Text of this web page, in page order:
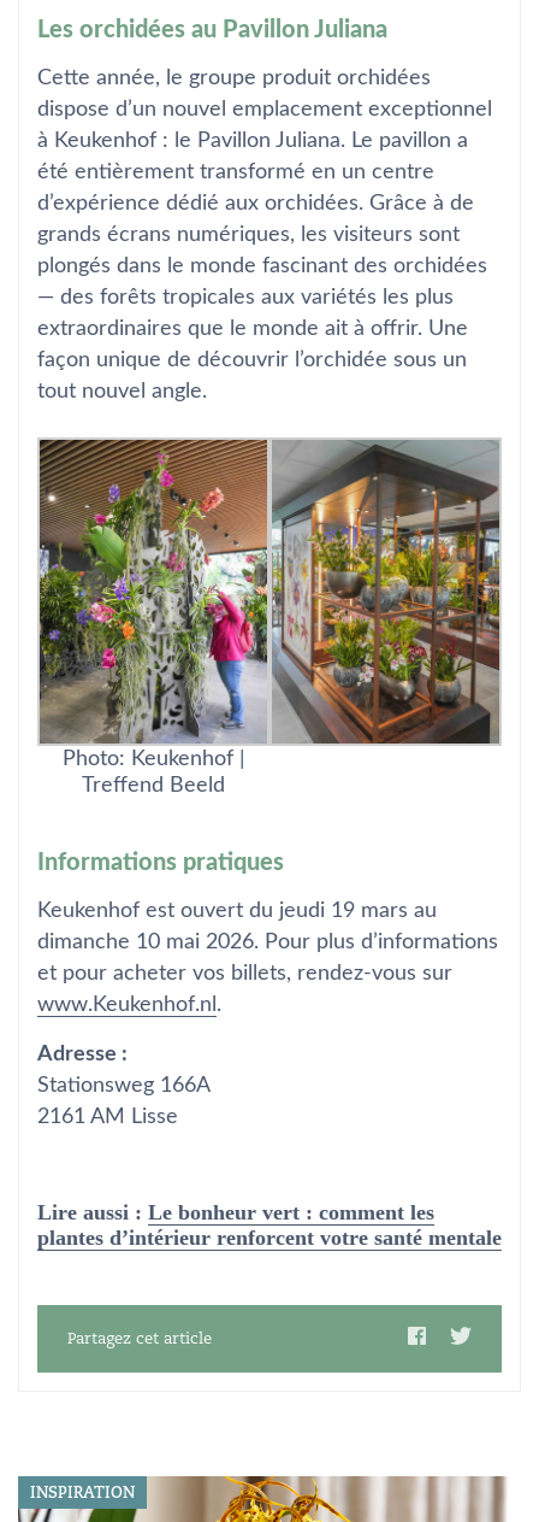
Les orchidées au Pavillon Juliana
Cette année, le groupe produit orchidées
dispose d’un nouvel emplacement exceptionnel
à Keukenhof : le Pavillon Juliana. Le pavillon a
été entièrement transformé en un centre
d’expérience dédié aux orchidées. Grâce à de
grands écrans numériques, les visiteurs sont
plongés dans le monde fascinant des orchidées
— des forêts tropicales aux variétés les plus
extraordinaires que le monde ait à offrir. Une
façon unique de découvrir l’orchidée sous un
tout nouvel angle.
Photo: Keukenhof |
Treffend Beeld
Informations pratiques
Keukenhof est ouvert du jeudi 19 mars au
dimanche 10 mai 2026. Pour plus d’informations
et pour acheter vos billets, rendez-vous sur
www.Keukenhof.nl .
Adresse :
Stationsweg 166A
2161 AM Lisse
Lire aussi : Le bonheur vert : comment les
plantes d’intérieur renforcent votre santé mentale
Partagez cet article
INSPIRATION